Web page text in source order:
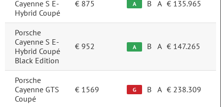
Carrosserie
SUV
Cayenne S E-
Hybrid Coupé
€ 875 A B A € 135.965
Porsche
Cayenne S E-
Hybrid Coupé
Black Edition
€ 952 A B A € 147.265
Porsche
Cayenne GTS
Coupé
€ 1569 G B A € 238.309